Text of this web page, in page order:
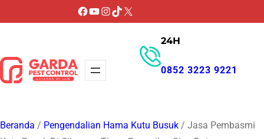
ke
Facebook
YouTube
Instagram
TikTok
X
24H
0852 3223 9221
Beranda / Pengendalian Hama Kutu Busuk / Jasa Pembasmi